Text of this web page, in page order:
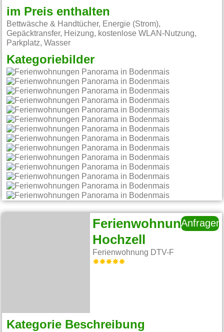
im Preis enthalten
Bettwäsche & Handtücher, Energie (Strom),
Gepäcktransfer, Heizung, kostenlose WLAN-Nutzung,
Parkplatz, Wasser
Kategoriebilder
Ferienwohnung
Hochzell
Ferienwohnung DTV-F
Anfragen
Kategorie Beschreibung